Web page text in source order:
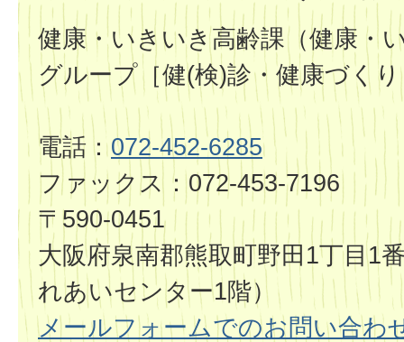
健康・いきいき高齢課（健康・
グループ［健(検)診・健康づく
電話：072-452-6285
ファックス：072-453-7196
〒590-0451
大阪府泉南郡熊取町野田1丁目1
れあいセンター1階）
メールフォームでのお問い合わ